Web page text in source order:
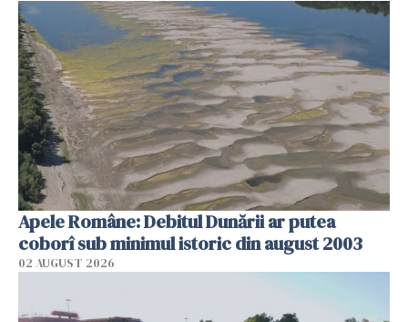
Apele Române: Debitul Dunării ar putea
coborî sub minimul istoric din august 2003
02 AUGUST 2026